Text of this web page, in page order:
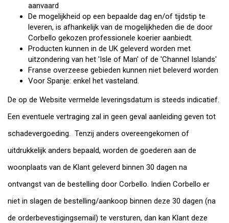
aanvaard
De mogelijkheid op een bepaalde dag en/of tijdstip te
leveren, is afhankelijk van de mogelijkheden die de door
Corbello gekozen professionele koerier aanbiedt.
Producten kunnen in de UK geleverd worden met
uitzondering van het 'Isle of Man' of de 'Channel Islands'
Franse overzeese gebieden kunnen niet beleverd worden
Voor Spanje: enkel het vasteland.
De op de Website vermelde leveringsdatum is steeds indicatief.
Een eventuele vertraging zal in geen geval aanleiding geven tot
schadevergoeding. Tenzij anders overeengekomen of
uitdrukkelijk anders bepaald, worden de goederen aan de
woonplaats van de Klant geleverd binnen 30 dagen na
ontvangst van de bestelling door Corbello. Indien Corbello er
niet in slagen de bestelling/aankoop binnen deze 30 dagen (na
de orderbevestigingsemail) te versturen, dan kan Klant deze